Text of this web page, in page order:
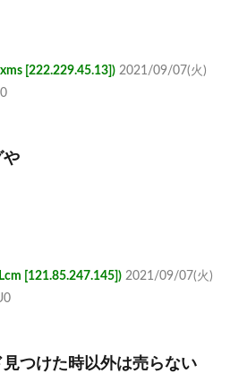
[222.229.45.13]) 2021/09/07(火)
や
[121.85.247.145]) 2021/09/07(火)
つけた時以外は売らない